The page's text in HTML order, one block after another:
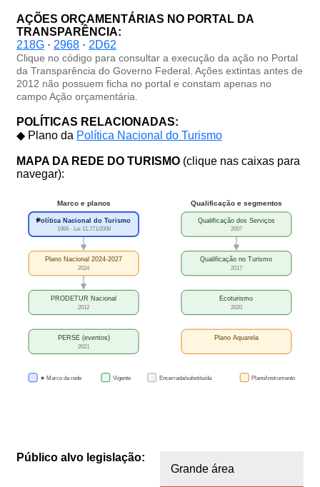
AÇÕES ORÇAMENTÁRIAS NO PORTAL DA
TRANSPARÊNCIA:
218G · 2968 · 2D62
Clique no código para consultar a execução da ação no Portal
da Transparência do Governo Federal. Ações extintas antes de
2012 não possuem ficha no portal e constam apenas no
campo Ação orçamentária.
POLÍTICAS RELACIONADAS:
◆ Plano da Política Nacional do Turismo
MAPA DA REDE DO TURISMO (clique nas caixas para
navegar):
Marco e planos
★
Política Nacional do Turismo
1966 · Lei 11.771/2008
Plano Nacional 2024-2027
2024
PRODETUR Nacional
2012
PERSE (eventos)
2021
Qualificação e segmentos
Qualificação dos Serviços
2007
Qualificação no Turismo
2017
Ecoturismo
2020
Plano Aquarela
★ Marco da rede Vigente Encerrada/substituída Plano/instrumento
Público alvo legislação:
Grande área